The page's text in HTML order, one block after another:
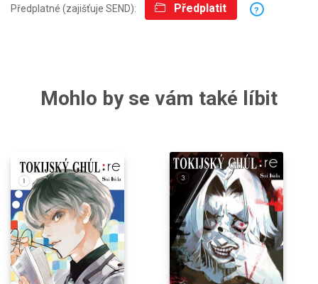
Předplatné (zajišťuje SEND): Předplatit ?
Mohlo by se vám také líbit